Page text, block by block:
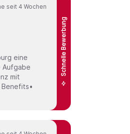
Schnelle Bewerbung
seit 4 Wochen
eine
Aufgabe